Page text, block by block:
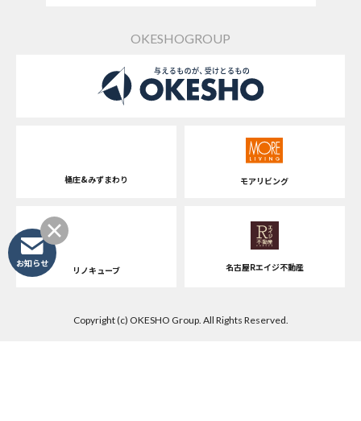
OKESHOGROUP
桶庄&みずまわり モアリビング
リノキューブ 名古屋Rエイジ不動産
Copyright (c) OKESHO Group. All Rights Reserved.
お知らせ